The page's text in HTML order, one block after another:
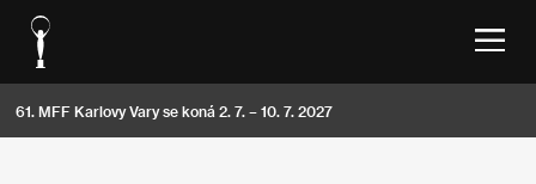
61. MFF Karlovy Vary se koná 2. 7. – 10. 7. 2027